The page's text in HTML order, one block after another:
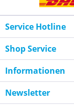
Service Hotline
Shop Service
Informationen
Newsletter